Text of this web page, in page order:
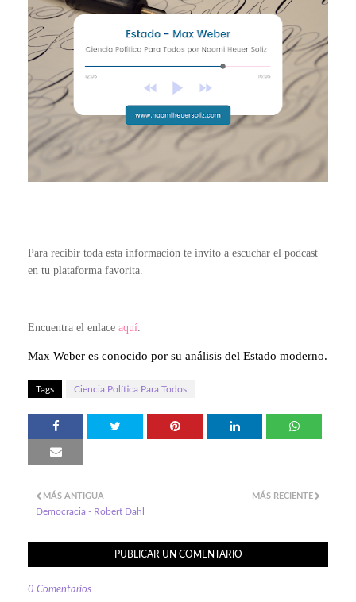
Para recibir toda esta información te invito a escuchar el podcast
en tu plataforma favorita.
Encuentra el enlace aquí.
Max Weber es conocido por su análisis del Estado moderno.
Tags Ciencia Política Para Todos
MÁS RECIENTE
MÁS ANTIGUA
Democracia - Robert Dahl
PUBLICAR UN COMENTARIO
0 Comentarios